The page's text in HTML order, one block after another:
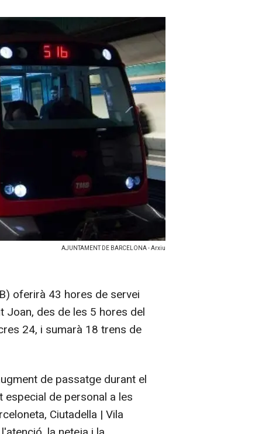
AJUNTAMENT DE BARCELONA - Arxiu
oferirà 43 hores de servei
Joan, des de les 5 hores del
24, i sumarà 18 trens de
de passatge durant el
de personal a les
Ciutadella | Vila